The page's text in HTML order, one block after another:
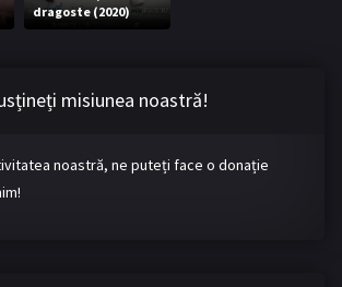
BL Vietnam
dragoste (2020)
misiunea noastră!
noastră, ne puteți face o donație